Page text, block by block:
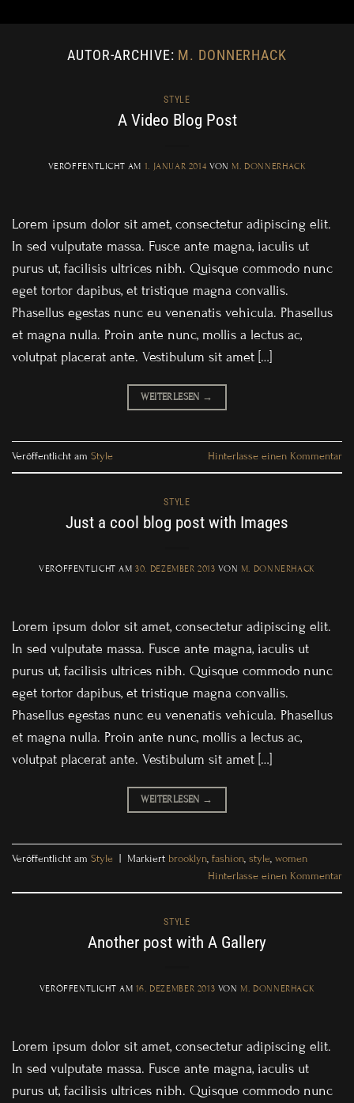
AUTOR-ARCHIVE: M. DONNERHACK
STYLE
A Video Blog Post
VERÖFFENTLICHT AM 1. JANUAR 2014 VON M. DONNERHACK
Lorem ipsum dolor sit amet, consectetur adipiscing elit.
In sed vulputate massa. Fusce ante magna, iaculis ut
purus ut, facilisis ultrices nibh. Quisque commodo nunc
eget tortor dapibus, et tristique magna convallis.
Phasellus egestas nunc eu venenatis vehicula. Phasellus
et magna nulla. Proin ante nunc, mollis a lectus ac,
volutpat placerat ante. Vestibulum sit amet […]
WEITERLESEN →
Veröffentlicht am Style Hinterlasse einen Kommentar
STYLE
Just a cool blog post with Images
VERÖFFENTLICHT AM30. DEZEMBER 2013 VON M. DONNERHACK
Lorem ipsum dolor sit amet, consectetur adipiscing elit.
In sed vulputate massa. Fusce ante magna, iaculis ut
purus ut, facilisis ultrices nibh. Quisque commodo nunc
eget tortor dapibus, et tristique magna convallis.
Phasellus egestas nunc eu venenatis vehicula. Phasellus
et magna nulla. Proin ante nunc, mollis a lectus ac,
volutpat placerat ante. Vestibulum sit amet […]
WEITERLESEN →
Veröffentlicht am Style Markiert brooklyn, fashion, style, women
Hinterlasse einen Kommentar
STYLE
Another post with A Gallery
VERÖFFENTLICHT AM 16. DEZEMBER 2013 VON M. DONNERHACK
Lorem ipsum dolor sit amet, consectetur adipiscing elit.
In sed vulputate massa. Fusce ante magna, iaculis ut
purus ut, facilisis ultrices nibh. Quisque commodo nunc